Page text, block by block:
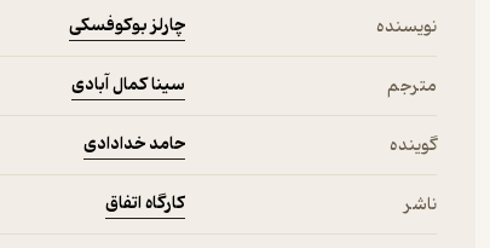
((هانک))
نویسنده چارلز بوکوفسکی
مترجم سینا کمال آبادی
گوینده حامد خدادادی
ناشر کارگاه اتفاق